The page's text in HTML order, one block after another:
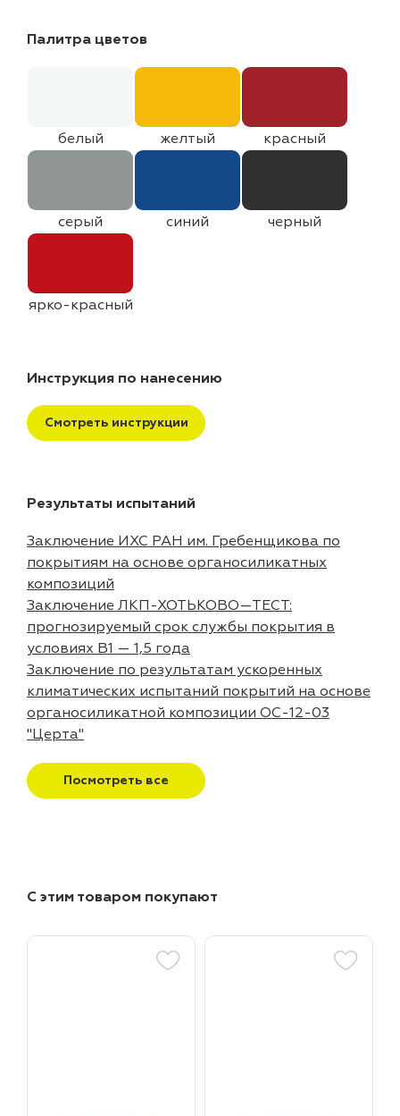
Палитра цветов
белый желтый красный
серый синий черный
ярко-красный
Инструкция по нанесению
Смотреть инструкции
Результаты испытаний
Заключение ИХС РАН им. Гребенщикова по
покрытиям на основе органосиликатных
композиций
Заключение ЛКП-ХОТЬКОВО—ТЕСТ:
прогнозируемый срок службы покрытия в
условиях В1 — 1,5 года
Заключение по результатам ускоренных
климатических испытаний покрытий на основе
органосиликатной композиции ОС-12-03
"Церта"
Посмотреть все
С этим товаром покупают